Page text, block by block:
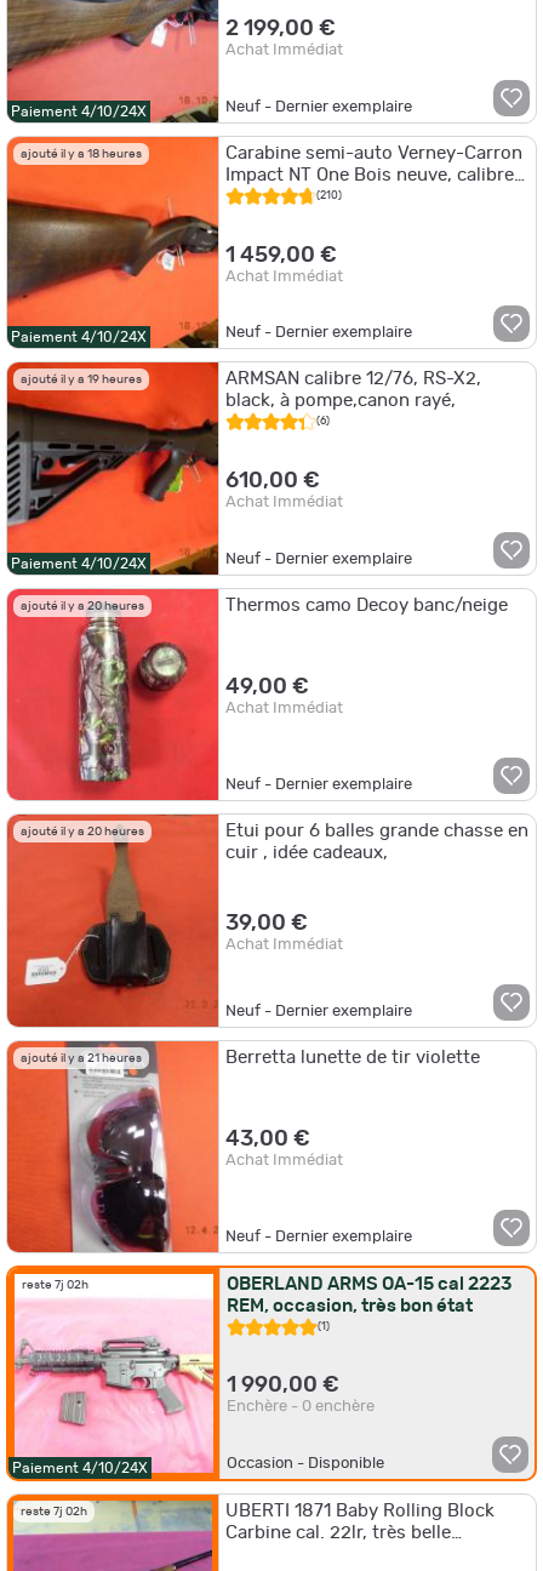
Paiement 4/10/24X
2 199,00 €
Achat Immédiat
Neuf - Dernier exemplaire
ajouté il y a 18 heures
Paiement 4/10/24X
Carabine semi-auto Verney-Carron
Impact NT One Bois neuve, calibre
30.06, 005456
(210)
1 459,00 €
Achat Immédiat
Neuf - Dernier exemplaire
ajouté il y a 19 heures
Paiement 4/10/24X
ARMSAN calibre 12/76, RS-X2,
black, à pompe,canon rayé,
(6)
610,00 €
Achat Immédiat
Neuf - Dernier exemplaire
ajouté il y a 20 heures Thermos camo Decoy banc/neige
49,00 €
Achat Immédiat
Neuf - Dernier exemplaire
ajouté il y a 20 heures
Etui pour 6 balles grande chasse en
cuir , idée cadeaux,
39,00 €
Achat Immédiat
Neuf - Dernier exemplaire
ajouté il y a 21 heures Berretta lunette de tir violette
43,00 €
Achat Immédiat
Neuf - Dernier exemplaire
reste 7j 02h
Paiement 4/10/24X
OBERLAND ARMS OA-15 cal 2223
REM, occasion, très bon état
(1)
1 990,00 €
Enchère - 0 enchère
Occasion - Disponible
reste 7j 02h
UBERTI 1871 Baby Rolling Block
Carbine cal. 22lr, très belle